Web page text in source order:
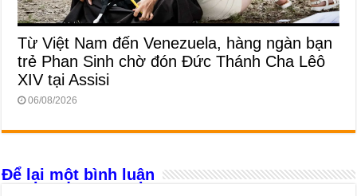
Từ Việt Nam đến Venezuela, hàng ngàn bạn
trẻ Phan Sinh chờ đón Đức Thánh Cha Lêô
XIV tại Assisi
06/08/2026
Để lại một bình luận